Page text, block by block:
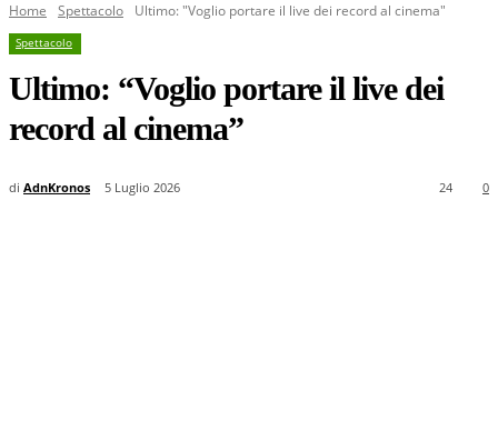
Home Spettacolo Ultimo: "Voglio portare il live dei record al cinema"
Spettacolo
Ultimo: “Voglio portare il live dei
record al cinema”
di AdnKronos 5 Luglio 2026 0
24